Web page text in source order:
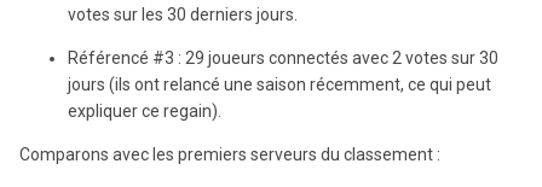
votes sur les 30 derniers jours.
Référencé #3 : 29 joueurs connectés avec 2 votes sur 30
jours (ils ont relancé une saison récemment, ce qui peut
expliquer ce regain).
Comparons avec les premiers serveurs du classement :